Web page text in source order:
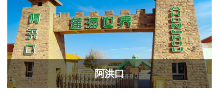
阿洪口